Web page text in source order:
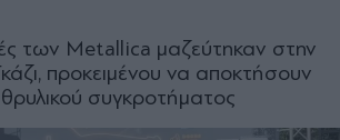
των Metallica μαζεύτηκαν στην
προκειμένου να αποκτήσουν
συγκροτήματος